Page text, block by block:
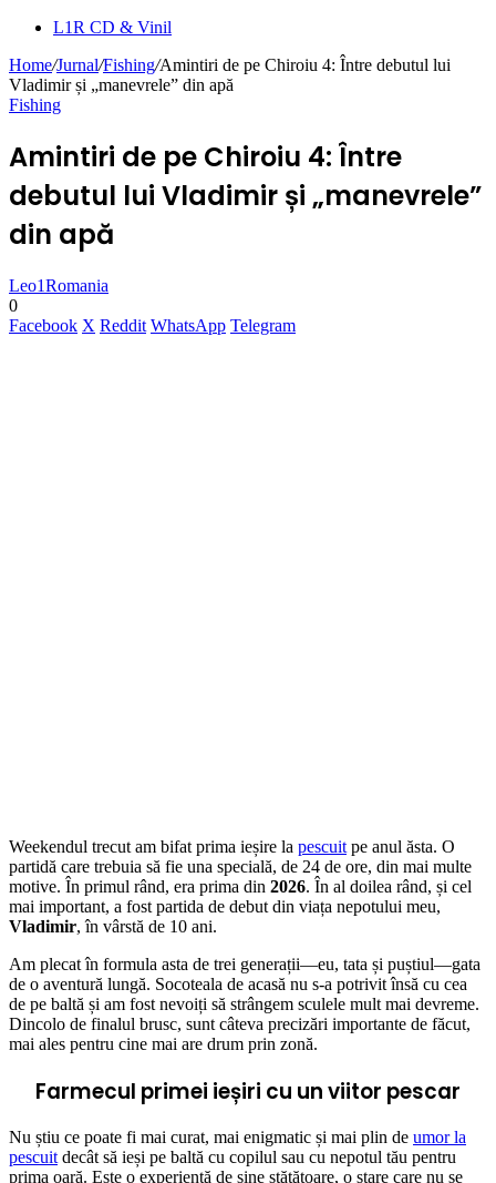
L1R CD & Vinil
Home/Jurnal/Fishing/Amintiri de pe Chiroiu 4: Între debutul lui
Vladimir și „manevrele” din apă
Fishing
Amintiri de pe Chiroiu 4: Între
debutul lui Vladimir și „manevrele”
din apă
Leo1Romania
0
Facebook X Reddit WhatsApp Telegram
Weekendul trecut am bifat prima ieșire la pescuit pe anul ăsta. O
partidă care trebuia să fie una specială, de 24 de ore, din mai multe
motive. În primul rând, era prima din 2026. În al doilea rând, și cel
mai important, a fost partida de debut din viața nepotului meu,
Vladimir, în vârstă de 10 ani.
Am plecat în formula asta de trei generații—eu, tata și puștiul—gata
de o aventură lungă. Socoteala de acasă nu s-a potrivit însă cu cea
de pe baltă și am fost nevoiți să strângem sculele mult mai devreme.
Dincolo de finalul brusc, sunt câteva precizări importante de făcut,
mai ales pentru cine mai are drum prin zonă.
Farmecul primei ieșiri cu un viitor pescar
Nu știu ce poate fi mai curat, mai enigmatic și mai plin de umor la
pescuit decât să ieși pe baltă cu copilul sau cu nepotul tău pentru
prima oară. Este o experiență de sine stătătoare, o stare care nu se